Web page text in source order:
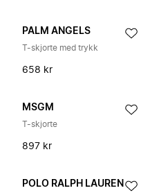
PALM ANGELS
T-skjorte med trykk
658 kr
MSGM
T-skjorte
897 kr
POLO RALPH LAUREN